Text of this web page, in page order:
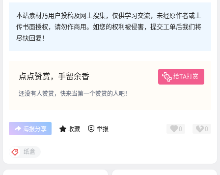
本站素材乃用户投稿及网上搜集，仅供学习交流，未经原作者或上
传书面授权，请勿作商用。如您的权利被侵害，提交工单后我们将
尽快回复！
点点赞赏，手留余香 给TA打赏
还没有人赞赏，快来当第一个赞赏的人吧！
海报分享 收藏 举报 0 0
纸盒